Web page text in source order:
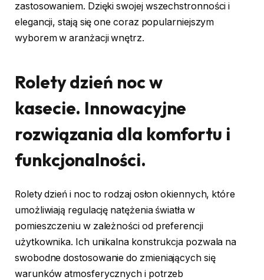
zastosowaniem. Dzięki swojej wszechstronności i
elegancji, stają się one coraz popularniejszym
wyborem w aranżacji wnętrz.
Rolety dzień noc w
kasecie. Innowacyjne
rozwiązania dla komfortu i
funkcjonalności.
Rolety dzień i noc to rodzaj osłon okiennych, które
umożliwiają regulację natężenia światła w
pomieszczeniu w zależności od preferencji
użytkownika. Ich unikalna konstrukcja pozwala na
swobodne dostosowanie do zmieniających się
warunków atmosferycznych i potrzeb